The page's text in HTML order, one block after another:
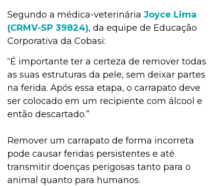
Segundo a médica-veterinária Joyce Lima
(CRMV-SP 39824), da equipe de Educação
Corporativa da Cobasi:
“É importante ter a certeza de remover todas
as suas estruturas da pele, sem deixar partes
na ferida. Após essa etapa, o carrapato deve
ser colocado em um recipiente com álcool e
então descartado.”
Remover um carrapato de forma incorreta
pode causar feridas persistentes e até
transmitir doenças perigosas tanto para o
animal quanto para humanos.